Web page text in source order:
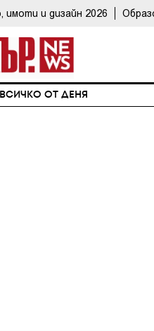
и дизайн 2026
ВСИЧКО ОТ ДЕНЯ